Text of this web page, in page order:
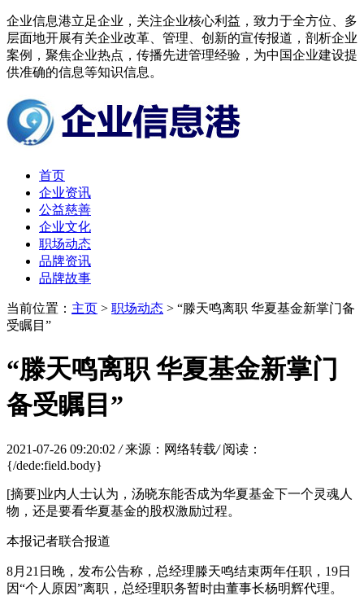
企业信息港立足企业，关注企业核心利益，致力于全方位、多
层面地开展有关企业改革、管理、创新的宣传报道，剖析企业
案例，聚焦企业热点，传播先进管理经验，为中国企业建设提
供准确的信息等知识信息。
首页
企业资讯
公益慈善
企业文化
职场动态
品牌资讯
品牌故事
当前位置： 主页 > 职场动态 > “滕天鸣离职 华夏基金新掌门备
受瞩目”
“滕天鸣离职 华夏基金新掌门
备受瞩目”
2021-07-26 09:20:02 / 来源：网络转载/ 阅读：
{/dede:field.body}
[摘要]业内人士认为，汤晓东能否成为华夏基金下一个灵魂人
物，还是要看华夏基金的股权激励过程。
本报记者联合报道
8月21日晚，发布公告称，总经理滕天鸣结束两年任职，19日
因“个人原因”离职，总经理职务暂时由董事长杨明辉代理。